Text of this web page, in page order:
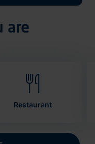
are
Restaurant